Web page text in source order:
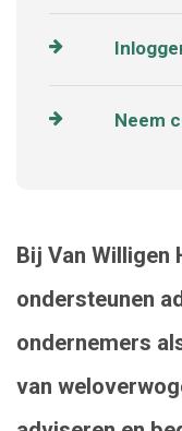
Neem
Bij Van Willigen
ondersteunen
ondernemers
van